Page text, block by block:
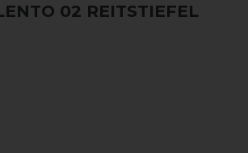
02 REITSTIEFEL